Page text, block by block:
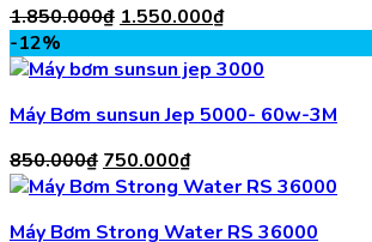
1.850.000₫ Giá
là:
1.550.000₫Giá
tại
1.550.000₫.
-12%
Máy Bơm sunsun Jep 5000- 60w-3M
850.000₫ Giá
gốc
750.000₫Giá
hiện
Máy Bơm Strong Water RS 36000